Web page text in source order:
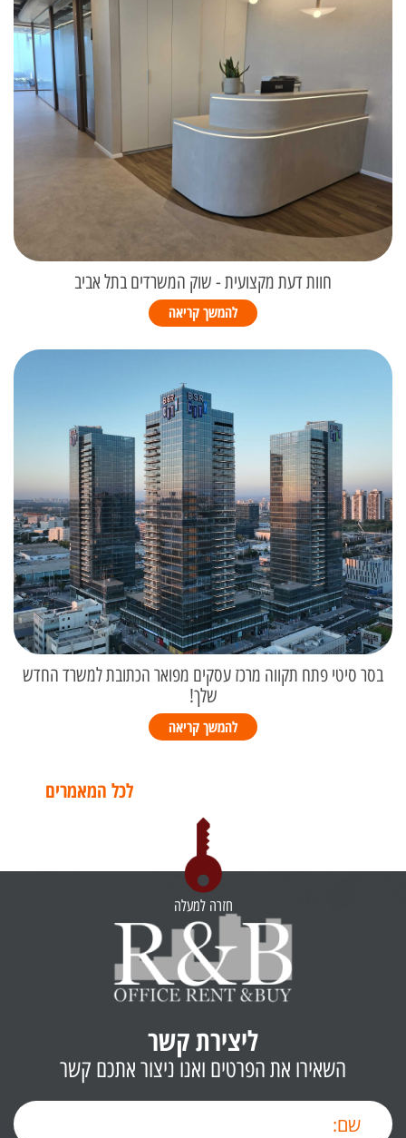
חוות דעת מקצועית - שוק המשרדים בתל אביב
להמשך קריאה
בסר סיטי פתח תקווה מרכז עסקים מפואר הכתובת למשרד החדש
שלך!
להמשך קריאה
לכל המאמרים
חזרה למעלה
ליצירת קשר
השאירו את הפרטים ואנו ניצור אתכם קשר